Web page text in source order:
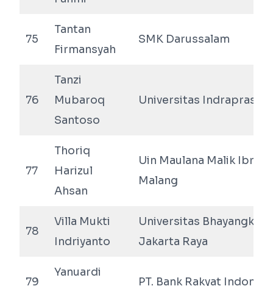
75
Tantan
Firmansyah
SMK Darussalam
76
Tanzi
Mubaroq
Santoso
Universitas Indraprasta
77
Thoriq
Harizul
Ahsan
Uin Maulana Malik
Malang
78
Villa Mukti
Indriyanto
Universitas Bhayangkara
Jakarta Raya
79
Yanuardi
PT. Bank Rakyat